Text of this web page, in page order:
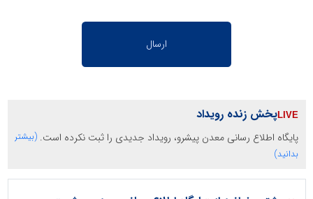
پخش زنده رویداد
پایگاه اطلاع رسانی معدن پیشرو، رویداد جدیدی را ثبت نکرده است. (بیشتر
بدانید)